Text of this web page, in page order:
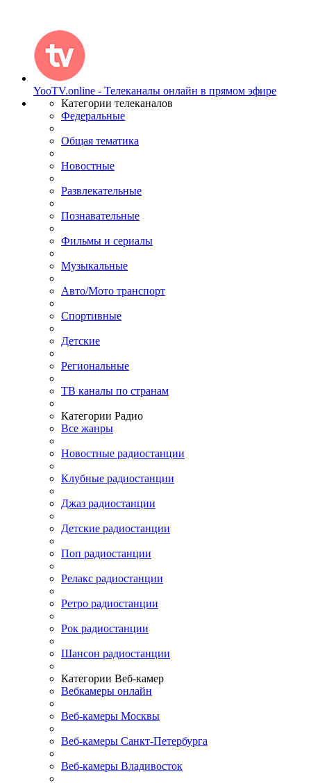
YooTV.online - Телеканалы онлайн в прямом эфире
Категории телеканалов
Федеральные
Общая тематика
Новостные
Развлекательные
Познавательные
Фильмы и сериалы
Музыкальные
Авто/Мото транспорт
Спортивные
Детские
Региональные
ТВ каналы по странам
Категории Радио
Все жанры
Новостные радиостанции
Клубные радиостанции
Джаз радиостанции
Детские радиостанции
Поп радиостанции
Релакс радиостанции
Ретро радиостанции
Рок радиостанции
Шансон радиостанции
Категории Веб-камер
Вебкамеры онлайн
Веб-камеры Москвы
Веб-камеры Санкт-Петербурга
Веб-камеры Владивосток